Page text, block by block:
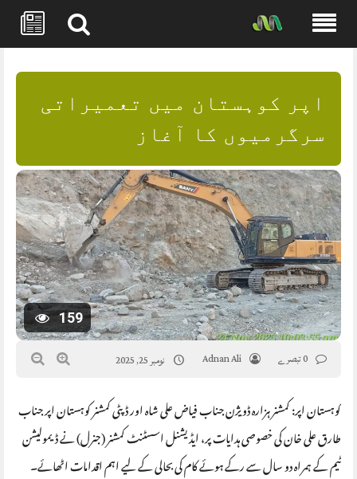
content
اپر کوہستان میں تعمیراتی
سرگرمیوں کا آغاز
159
Adnan Ali نومبر 25, 2025
کوہستان اپر: کمشنر ہزارہ ڈویژن جناب فیاض علی شاہ اور ڈپٹی کمشنر کوہستان اپر جناب
طارق علی خان کی خصوصی ہدایات پر، ایڈیشنل اسسٹنٹ کمشنر (جنرل) نے ڈیمولیشن
ٹیم کے ہمراہ دو سال سے رکے ہوئے کام کی بحالی کے لیے اہم اقدامات اٹھائے۔